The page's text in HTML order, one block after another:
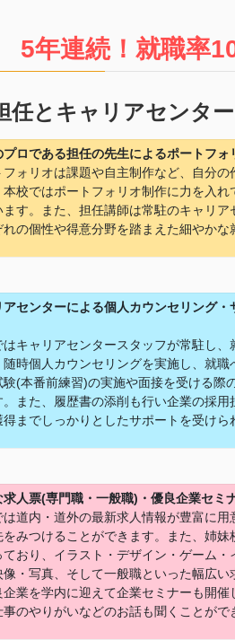
5年連続！就職率
任とキャリアセンタ
プロである担任の先生によるポートフォ
フォリオは課題や自主制作など、自分
本校ではポートフォリオ制作に力を入
ます。また、担任講師は常駐のキャリ
れの個性や得意分野を踏まえた細やかな
アセンターによる個人カウンセリング
はキャリアセンタースタッフが常駐し
随時個人カウンセリングを実施し、就職
験(本番前練習)の実施や面接を受ける際
。また、履歴書の添削も行い企業の採用
得までしっかりとしたサポートを受けら
求人票(専門職・一般職)・優良企業セミ
は道内・道外の最新求人情報が豊富に
をみつけることができます。また、姉
ており、イラスト・デザイン・ゲーム
像・写真、そして一般職といった幅広
企業を学内に迎えて企業セミナーも開
事のやりがいなどのお話も聞くことがで